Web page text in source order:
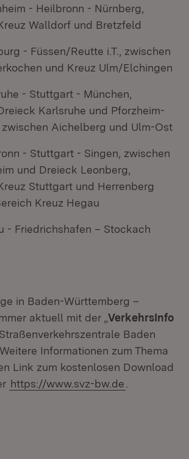
- Heilbronn - Nürnberg,
Walldorf und Bretzfeld
- Füssen/Reutte i.T., zwischen
und Kreuz Ulm/Elchingen
- Stuttgart - München,
Karlsruhe und Pforzheim-
zwischen Aichelberg und Ulm-Ost
- Stuttgart - Singen, zwischen
und Dreieck Leonberg,
Stuttgart und Herrenberg
Kreuz Hegau
- Friedrichshafen – Stockach
in Baden-Württemberg –
aktuell mit der „ VerkehrsInfo
Baden
Informationen zum Thema
Link zum kostenlosen Download
https://www.svz-bw.de